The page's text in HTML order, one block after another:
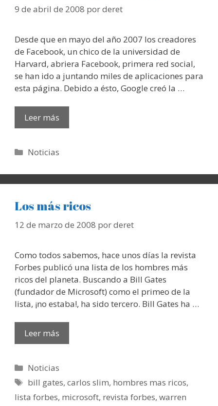
9 de abril de 2008 porderet
Desde que en mayo del año 2007 los creadores
de Facebook, un chico de la universidad de
Harvard, abriera Facebook, primera red social,
se han ido a juntando miles de aplicaciones para
esta página. Debido a ésto, Google creó la …
Leer más
Categorías
Noticias
Los más ricos
12 de marzo de 2008 porderet
Como todos sabemos, hace unos días la revista
Forbes publicó una lista de los hombres más
ricos del planeta. Buscando a Bill Gates
(fundador de Microsoft) como el primeo de la
lista, ¡no estaba!, ha sido tercero. Bill Gates ha …
Leer más
Categorías
Noticias
Etiquetas
bill gates,carlos slim, hombres mas ricos,
lista forbes, microsoft, revista forbes, warren